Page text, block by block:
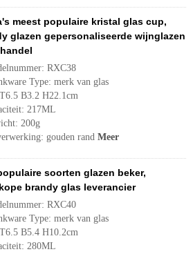
meest populaire kristal glas cup,
glazen gepersonaliseerde wijnglazen
RXC38
Type: merk van glas
B3.2 H22.1cm
217ML
200g
gouden rand Meer
soorten glazen beker,
brandy glas leverancier
RXC40
Type: merk van glas
B5.4 H10.2cm
280ML